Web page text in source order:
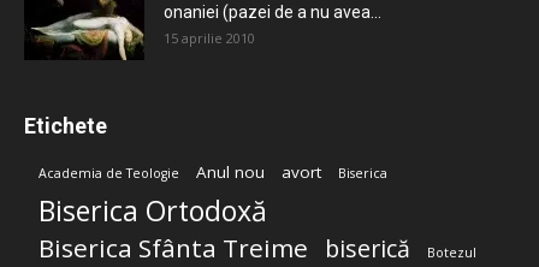
onaniei (pazei de a nu avea...
15 aprilie 2010
Etichete
Academia de Teologie Anul nou avort Biserica
Biserica Ortodoxă
Biserica Sfânta Treime biserică Botezul